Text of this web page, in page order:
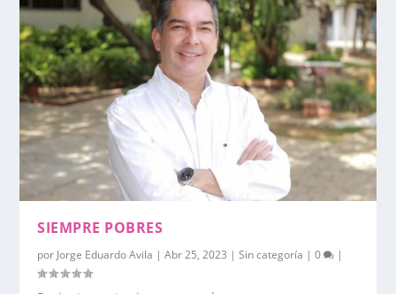
SIEMPRE POBRES
por Jorge Eduardo Avila |Abr 25, 2023 |Sin categoría |0 |